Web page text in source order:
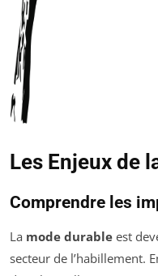
Les Enjeux de
Comprendre les
La mode durable est
secteur de l’habillement.